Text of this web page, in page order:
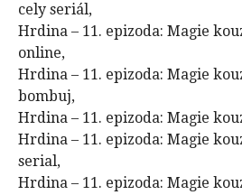
cely seriál,
Hrdina – 11. epizoda: Magie
online,
Hrdina – 11. epizoda: Magie
bombuj,
Hrdina – 11. epizoda: Magie
Hrdina – 11. epizoda: Magie
serial,
Hrdina – 11. epizoda: Magie